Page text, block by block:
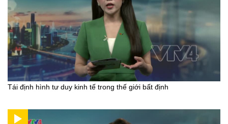
Tái định hình tư duy kinh tế trong thế giới bất định